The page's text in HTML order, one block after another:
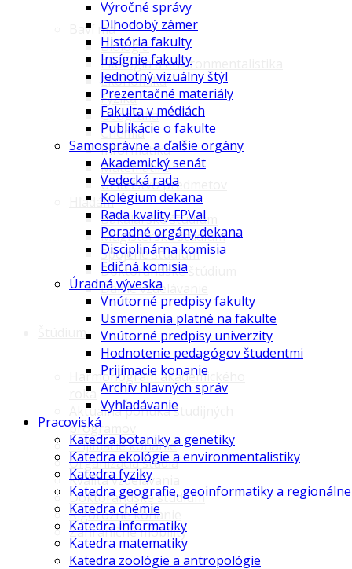
Baví ma
Biológia
Ekológia a environmentalistika
Ekonomika
Fyzika
Geografia
Chémia
Informatika
Matematika
Učiteľstvo predmetov
Hľadám
Bakalárske štúdium
Magisterské štúdium
Spojené štúdium
Doktorandské štúdium
Ďalšie vzdelávanie
Harmonogram akademického
roka
Aktuálna ponuka študijných
programov
Prijímacie konanie
Organizácia štúdia
Kvalita vzdelávania
Doktorandské štúdium
Rigorózne konanie
Zahraničné mobility
Výročné správy
Dlhodobý zámer
História fakulty
Insígnie fakulty
Jednotný vizuálny štýl
Prezentačné materiály
Fakulta v médiách
Publikácie o fakulte
Samosprávne a ďalšie orgány
Akademický senát
Vedecká rada
Kolégium dekana
Rada kvality FPVaI
Poradné orgány dekana
Disciplinárna komisia
Edičná komisia
Úradná výveska
Vnútorné predpisy fakulty
Usmernenia platné na fakulte
Vnútorné predpisy univerzity
Hodnotenie pedagógov študentmi
Prijímacie konanie
Archív hlavných správ
Vyhľadávanie
Pracoviská
Katedra botaniky a genetiky
Katedra ekológie a environmentalistiky
Katedra fyziky
Katedra geografie, geoinformatiky a
Katedra chémie
Katedra informatiky
Katedra matematiky
Katedra zoológie a antropológie